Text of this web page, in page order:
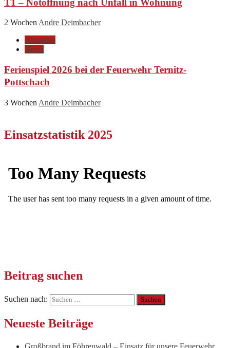
2 Wochen Andre Deimbacher
Aktuelles
News
Ferienspiel 2026 bei der Feuerwehr Ternitz-
Pottschach
3 Wochen Andre Deimbacher
Einsatzstatistik 2025
Beitrag suchen
Suchen nach:
Neueste Beiträge